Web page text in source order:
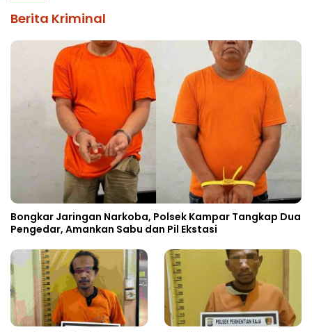
Berita Kriminal
Bongkar Jaringan Narkoba, Polsek Kampar Tangkap Dua
Pengedar, Amankan Sabu dan Pil Ekstasi